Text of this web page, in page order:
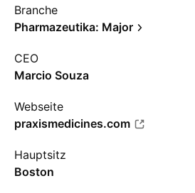
Branche
Pharmazeutika: Major
CEO
Marcio Souza
Webseite
praxismedicines.com
Hauptsitz
Boston